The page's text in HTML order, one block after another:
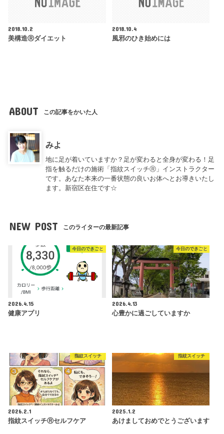
2018.10.2
美構造Ⓡダイエット
2018.10.4
風邪のひき始めには
ABOUT この記事をかいた人
みよ
地に足が着いていますか？足が変わると全身が変わる！足
指を触るだけの施術「指紋スイッチⓇ」インストラクター
です。あなた本来の一番状態の良いお体へとお導きいたし
ます。新宿区在住です☆
NEW POST このライターの最新記事
今日のできごと
2026.4.15
健康アプリ
今日のできごと
2026.4.13
心豊かに過ごしていますか
指紋スイッチ
2026.2.1
指紋スイッチⓇセルフケア
指紋スイッチ
2025.1.2
あけましておめでとうございます